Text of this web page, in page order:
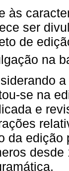
às
ser
de
na
se na
e
da edição
desde